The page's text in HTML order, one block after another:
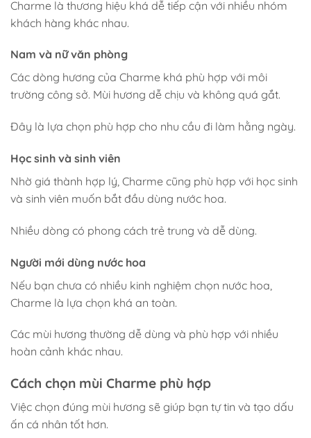
Charme là thương hiệu khá dễ tiếp cận với nhiều nhóm
khách hàng khác nhau.
Nam và nữ văn phòng
Các dòng hương của Charme khá phù hợp với môi
trường công sở. Mùi hương dễ chịu và không quá gắt.
Đây là lựa chọn phù hợp cho nhu cầu đi làm hằng ngày.
Học sinh và sinh viên
Nhờ giá thành hợp lý, Charme cũng phù hợp với học sinh
và sinh viên muốn bắt đầu dùng nước hoa.
Nhiều dòng có phong cách trẻ trung và dễ dùng.
Người mới dùng nước hoa
Nếu bạn chưa có nhiều kinh nghiệm chọn nước hoa,
Charme là lựa chọn khá an toàn.
Các mùi hương thường dễ dùng và phù hợp với nhiều
hoàn cảnh khác nhau.
Cách chọn mùi Charme phù hợp
Việc chọn đúng mùi hương sẽ giúp bạn tự tin và tạo dấu
ấn cá nhân tốt hơn.